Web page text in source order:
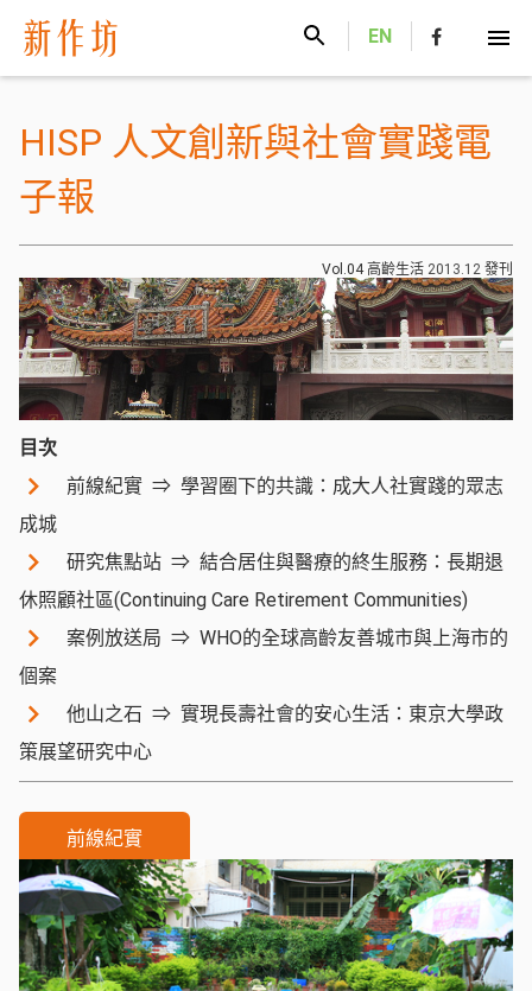
EN
HISP 人文創新與社會實踐電
子報
Vol.04 高齡生活 2013.12 發刊
目次
前線紀實
學習圈下的共識：成大人社實踐的眾志
成城
研究焦點站
結合居住與醫療的終生服務：長期退
休照顧社區(Continuing Care Retirement Communities)
案例放送局
WHO的全球高齡友善城市與上海市的
個案
他山之石
實現長壽社會的安心生活：東京大學政
策展望研究中心
前線紀實